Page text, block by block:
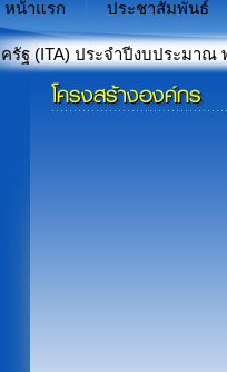
"เกราะป้องกันภัยไซเบอร์สำหรั
ำปีงบประมาณ พ.ศ. 2569
หน้าแรก ประชาสัมพันธ์
โครงสร้างองค์กร